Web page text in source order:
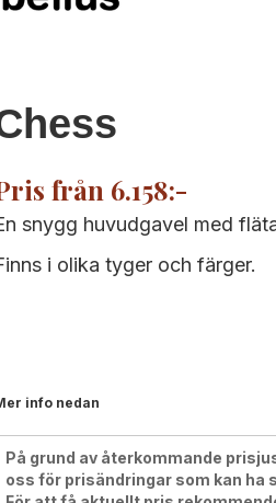
från 6.158:-
snygg huvudgavel med
i olika tyger och färger.
info nedan
På grund av återkommande
oss för prisändringar som kan